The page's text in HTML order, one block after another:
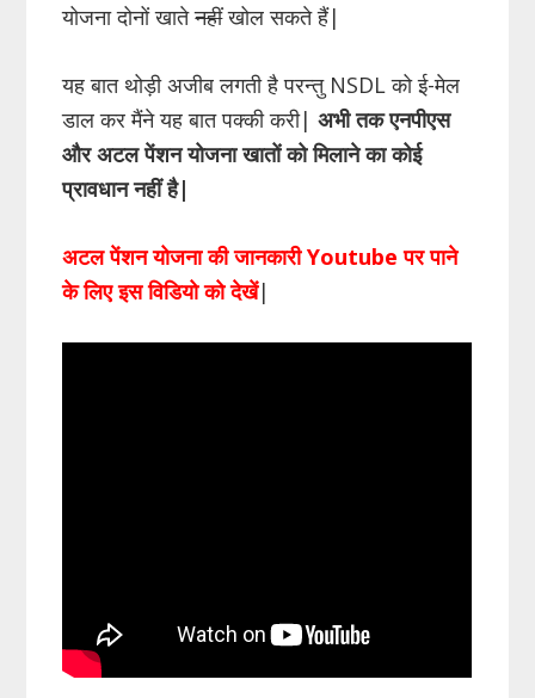
योजना दोनों खातेनहींखोल सकते हैं|
यह बात थोड़ी अजीब लगती है परन्तु NSDL को ई-मेल
डाल कर मैंने यह बात पक्की करी|अभी तक एनपीएस
और अटल पेंशन योजना खातों को मिलाने का कोई
प्रावधान नहीं है|
अटल पेंशन योजना की जानकारी Youtube पर पाने
के लिए इस विडियो को देखें|